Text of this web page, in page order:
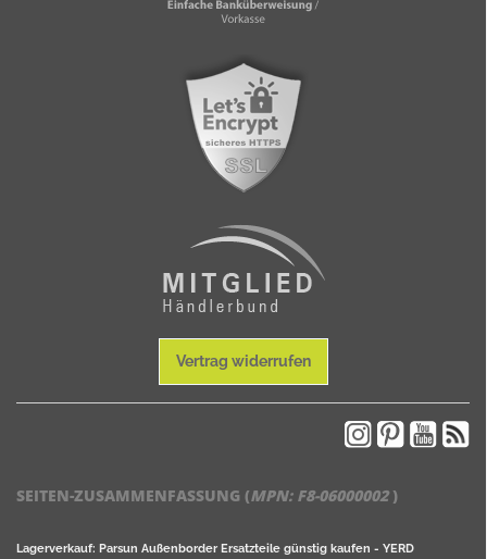
Vertrag widerrufen
SEITEN-ZUSAMMENFASSUNG (MPN: F8-06000002)
Lagerverkauf: Parsun Außenborder Ersatzteile günstig kaufen - YERD